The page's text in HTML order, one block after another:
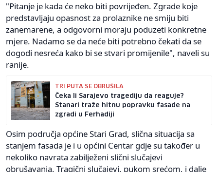
"Pitanje je kada će neko biti povrijeđen. Zgrade koje
predstavljaju opasnost za prolaznike ne smiju biti
zanemarene, a odgovorni moraju poduzeti konkretne
mjere. Nadamo se da neće biti potrebno čekati da se
dogodi nesreća kako bi se stvari promijenile", naveli su
ranije.
TRI PUTA SE OBRUŠILA
Čeka li Sarajevo tragediju da reaguje?
Stanari traže hitnu popravku fasade na
zgradi u Ferhadiji
Osim područja općine Stari Grad, slična situacija sa
stanjem fasada je i u općini Centar gdje su također u
nekoliko navrata zabilježeni slični slučajevi
obrušavanja. Tragični slučajevi, pukom srećom, i dalje